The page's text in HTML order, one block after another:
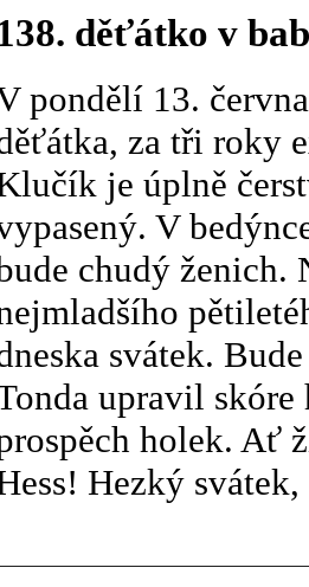
děťátko v
pondělí 13.
za tři roky
je úplně
V
chudý ženich.
svátek.
upravil
holek. Ať
Hezký